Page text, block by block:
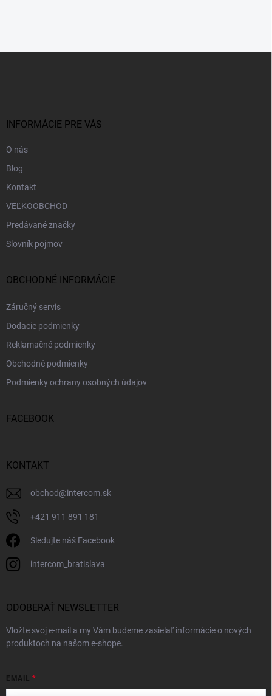
INFORMÁCIE PRE VÁS
O nás
Blog
Kontakt
VEĽKOOBCHOD
Predávané značky
Slovník pojmov
OBCHODNÉ INFORMÁCIE
Záručný servis
Dodacie podmienky
Reklamačné podmienky
Obchodné podmienky
Podmienky ochrany osobných údajov
FACEBOOK
KONTAKT
obchod@intercom.sk
+421 911 891 181
Sledujte náš Facebook
intercom_bratislava
ODOBERAŤ NEWSLETTER
Vložte svoj e-mail a my Vám budeme zasielať informácie o nových
produktoch na našom e-shope.
EMAIL